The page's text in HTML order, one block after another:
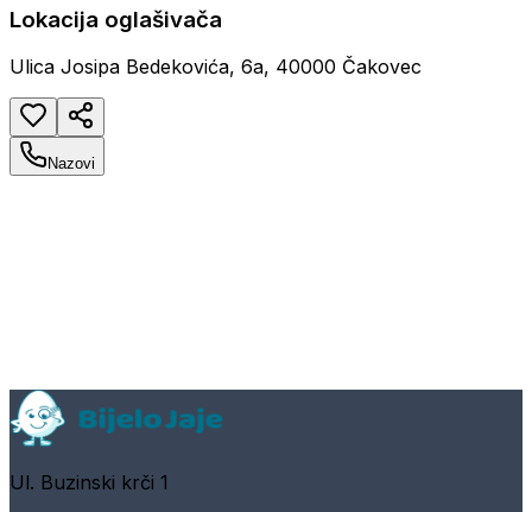
Lokacija oglašivača
Ulica Josipa Bedekovića, 6a, 40000 Čakovec
Nazovi
Ul. Buzinski krči 1